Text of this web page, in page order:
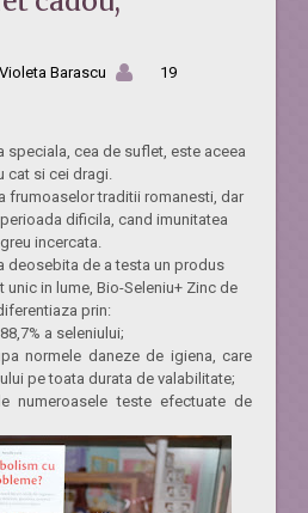
Barascu
19
speciala, cea de suflet, este aceea
cat si cei dragi.
frumoaselor traditii romanesti, dar
dificila, cand imunitatea
incercata.
deosebita de a testa un produs
unic in lume, Bio-Seleniu+ Zinc de
prin:
a seleniului;
normele daneze de igiena, care
pe toata durata de valabilitate;
numeroasele teste efectuate de